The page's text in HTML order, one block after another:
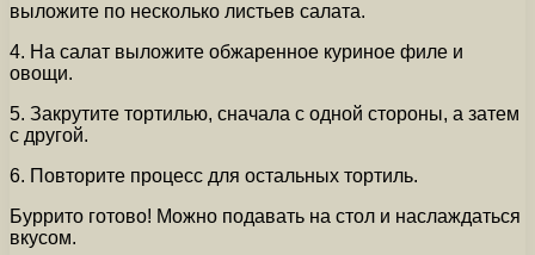
выложите по несколько листьев салата.
4. На салат выложите обжаренное куриное филе и
овощи.
5. Закрутите тортилью, сначала с одной стороны, а затем
с другой.
6. Повторите процесс для остальных тортиль.
Буррито готово! Можно подавать на стол и наслаждаться
вкусом.